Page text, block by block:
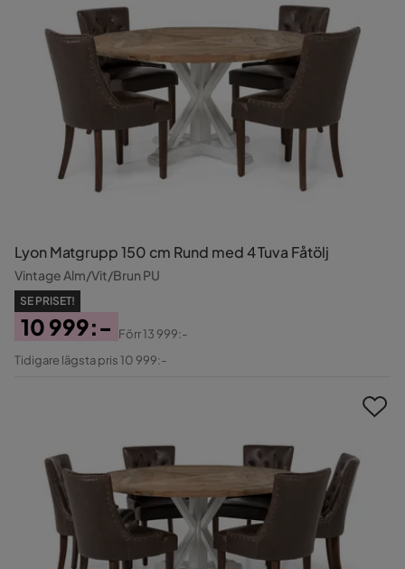
Lyon Matgrupp 150 cm Rund med 4 Tuva Fåtölj
Vintage Alm/Vit/Brun PU
SE PRISET!
Pris
10 999:-
Original
Förr13 999:-
Tidigare lägsta pris 10 999:-